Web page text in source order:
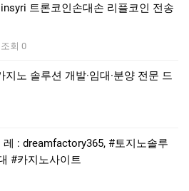
트론코인손대손 리플코인 전송
조회 0
지노 솔루션 개발·임대·분양 전문 드
: dreamfactory365, #토지노솔루
#카지노사이트